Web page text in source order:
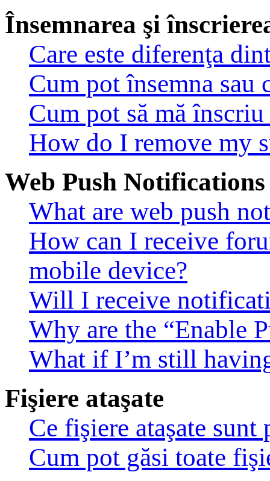
Însemnarea şi
Care este diferenţa
Cum pot însemna sau
Cum pot să mă
How do I remove my
Web Push
What are web push
How can I receive
mobile device?
Will I receive
Why are the “Enable
What if I’m still
Fişiere ataşate
Ce fişiere ataşate sunt
Cum pot găsi toate